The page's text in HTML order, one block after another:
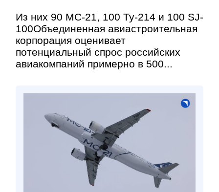
Из них 90 МС-21, 100 Ту-214 и 100 SJ-
100Объединенная авиастроительная
корпорация оценивает
потенциальный спрос российских
авиакомпаний примерно в 500...